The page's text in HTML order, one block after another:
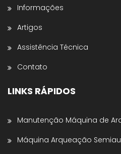
Nome da Empresa *
Estado *
Informações
Artigos
Assistência Técnica
Contato
LINKS RÁPIDOS
Manutenção Máquina de
Máquina Arqueação